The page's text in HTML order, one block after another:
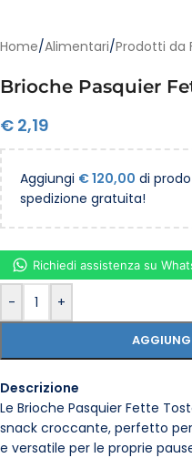
Home/Alimentari/Prodotti da
Brioche Pasquier
€ 2,19
Aggiungi €120,00 di
spedizione gratuita!
- +
Richiedi assistenza su
Descrizione
Le Brioche Pasquier Fette
snack croccante, perfetto
e versatile per le proprie